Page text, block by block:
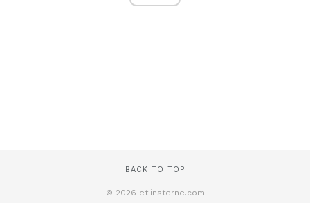
BACK TO TOP
© 2026 et.insterne.com